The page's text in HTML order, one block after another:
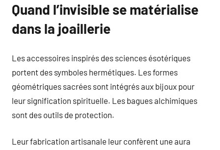
Quand l’invisible se matérialise
dans la joaillerie
Les accessoires inspirés des sciences ésotériques
portent des symboles hermétiques. Les formes
géométriques sacrées sont intégrés aux bijoux pour
leur signification spirituelle. Les bagues alchimiques
sont des outils de protection.
Leur fabrication artisanale leur confèrent une aura